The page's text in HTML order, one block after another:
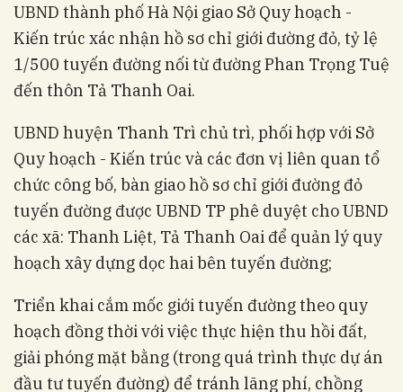
UBND thành phố Hà Nội giao Sở Quy hoạch -
Kiến trúc xác nhận hồ sơ chỉ giới đường đỏ, tỷ lệ
1/500 tuyến đường nối từ đường Phan Trọng Tuệ
đến thôn Tả Thanh Oai.
UBND huyện Thanh Trì chủ trì, phối hợp với Sở
Quy hoạch - Kiến trúc và các đơn vị liên quan tổ
chức công bố, bàn giao hồ sơ chỉ giới đường đỏ
tuyến đường được UBND TP phê duyệt cho UBND
các xã: Thanh Liệt, Tả Thanh Oai để quản lý quy
hoạch xây dựng dọc hai bên tuyến đường;
Triển khai cắm mốc giới tuyến đường theo quy
hoạch đồng thời với việc thực hiện thu hồi đất,
giải phóng mặt bằng (trong quá trình thực dự án
đầu tư tuyến đường) để tránh lãng phí, chồng